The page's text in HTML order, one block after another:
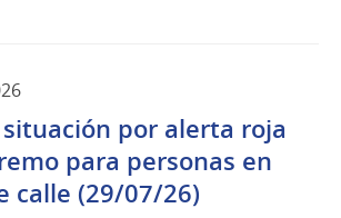
por alerta roja
para personas en
calle (29/07/26)